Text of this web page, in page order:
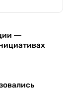
—